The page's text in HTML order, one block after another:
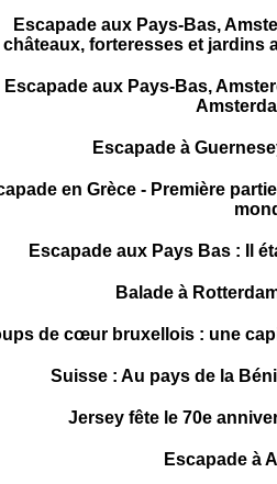
Escapade aux Pays-Bas,
châteaux, forteresses et jardins
Escapade aux Pays-Bas,
Escapade à
en Grèce - Première
Escapade aux Pays Bas : Il
Balade à
de cœur bruxellois : une
Suisse : Au pays de la
Jersey fête le 70e
Escapade à